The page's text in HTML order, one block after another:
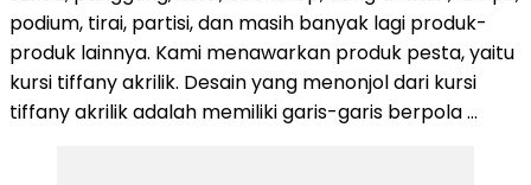
podium, tirai, partisi, dan masih banyak lagi produk-
produk lainnya. Kami menawarkan produk pesta, yaitu
kursi tiffany akrilik. Desain yang menonjol dari kursi
tiffany akrilik adalah memiliki garis-garis berpola …